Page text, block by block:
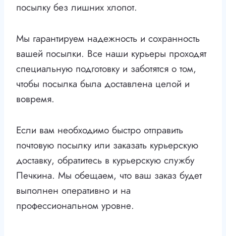
посылку без лишних хлопот.
Мы гарантируем надежность и сохранность
вашей посылки. Все наши курьеры проходят
специальную подготовку и заботятся о том,
чтобы посылка была доставлена целой и
вовремя.
Если вам необходимо быстро отправить
почтовую посылку или заказать курьерскую
доставку, обратитесь в курьерскую службу
Печкина. Мы обещаем, что ваш заказ будет
выполнен оперативно и на
профессиональном уровне.